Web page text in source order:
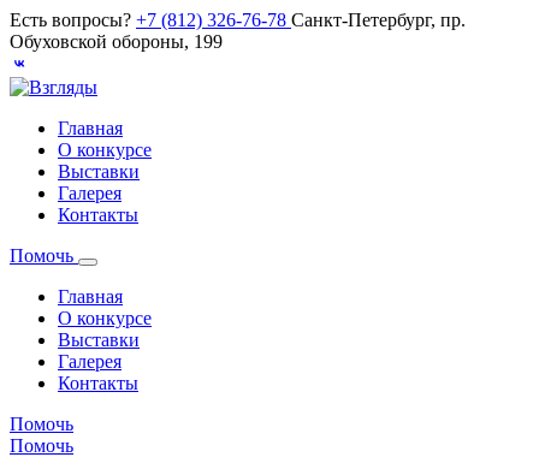
Есть вопросы? +7 (812) 326-76-78 Санкт-Петербург, пр.
Обуховской обороны, 199
Главная
О конкурсе
Выставки
Галерея
Контакты
Помочь
Главная
О конкурсе
Выставки
Галерея
Контакты
Помочь
Помочь